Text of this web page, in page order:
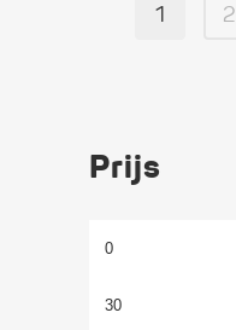
1 2
Prijs
prijs